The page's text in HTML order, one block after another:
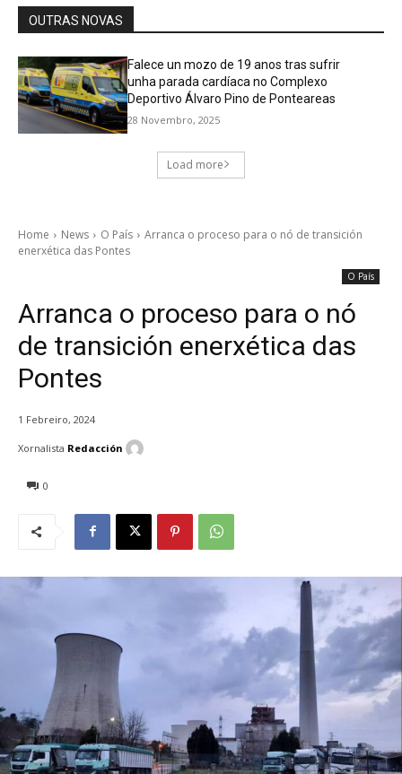
OUTRAS NOVAS
Falece un mozo de 19 anos tras sufrir
unha parada cardíaca no Complexo
Deportivo Álvaro Pino de Ponteareas
28 Novembro, 2025
Load more